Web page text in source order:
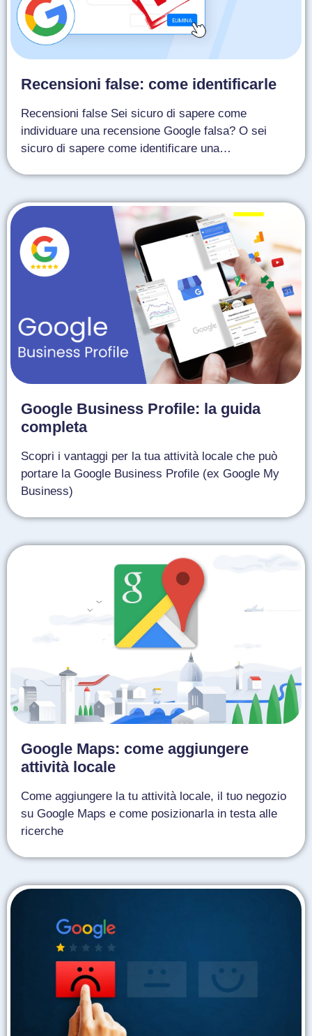
Recensioni false: come identificarle
Recensioni false Sei sicuro di sapere come
individuare una recensione Google falsa? O sei
sicuro di sapere come identificare una…
Google Business Profile: la guida
completa
Scopri i vantaggi per la tua attività locale che può
portare la Google Business Profile (ex Google My
Business)
Google Maps: come aggiungere
attività locale
Come aggiungere la tu attività locale, il tuo negozio
su Google Maps e come posizionarla in testa alle
ricerche